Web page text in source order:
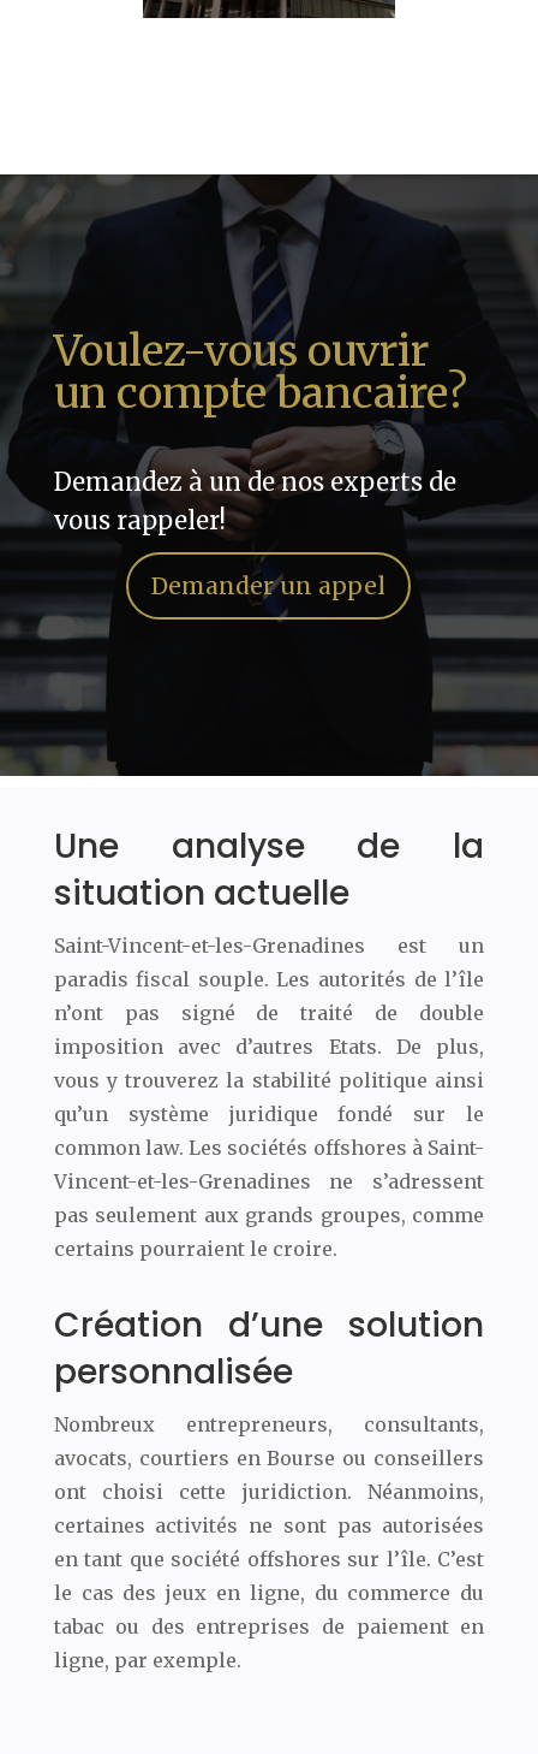
Voulez-vous ouvrir
un compte bancaire?
Demandez à un de nos experts de
vous rappeler!
Demander un appel
Une analyse de la
situation actuelle
Saint-Vincent-et-les-Grenadines est un
paradis fiscal souple. Les autorités de l’île
n’ont pas signé de traité de double
imposition avec d’autres Etats. De plus,
vous y trouverez la stabilité politique ainsi
qu’un système juridique fondé sur le
common law. Les sociétés offshores à Saint-
Vincent-et-les-Grenadines ne s’adressent
pas seulement aux grands groupes, comme
certains pourraient le croire.
Création d’une solution
personnalisée
Nombreux entrepreneurs, consultants,
avocats, courtiers en Bourse ou conseillers
ont choisi cette juridiction. Néanmoins,
certaines activités ne sont pas autorisées
en tant que société offshores sur l’île. C’est
le cas des jeux en ligne, du commerce du
tabac ou des entreprises de paiement en
ligne, par exemple.